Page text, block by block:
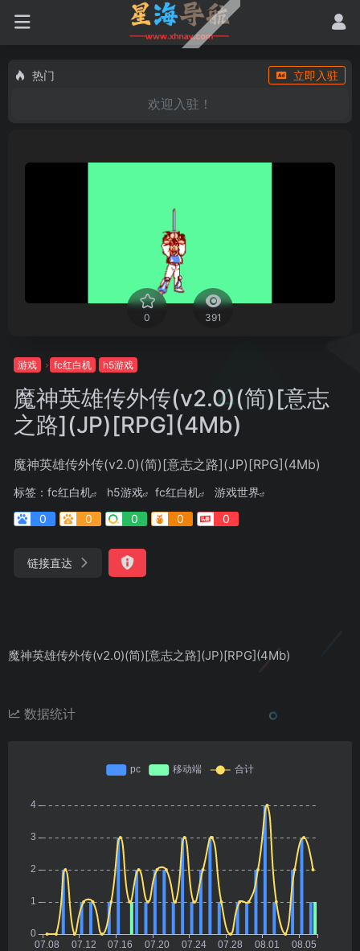
热门 立即入驻
欢迎入驻！
0 391
游戏 fc红白机 h5游戏
魔神英雄传外传(v2.0)(简)[意志
之路](JP)[RPG](4Mb)
魔神英雄传外传(v2.0)(简)[意志之路](JP)[RPG](4Mb)
标签： fc红白机 h5游戏 fc红白机
游戏世界
0
0 0 0 0
链接直达
魔神英雄传外传(v2.0)(简)[意志之路](JP)[RPG](4Mb)
数据统计